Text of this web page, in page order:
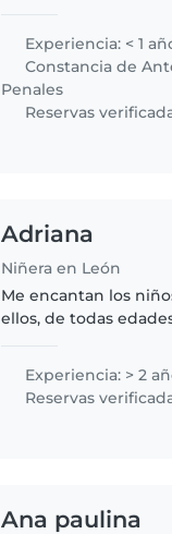
hijos, mientras se
pasen un buen
persona adecuada. A
Experiencia: < 1
Constancia de
Penales
Reservas
Adriana
Niñera en León
Me encantan los
ellos, de todas
además de hacer
la casa, me gusta leer
Experiencia: > 2
Reservas
Ana paulina